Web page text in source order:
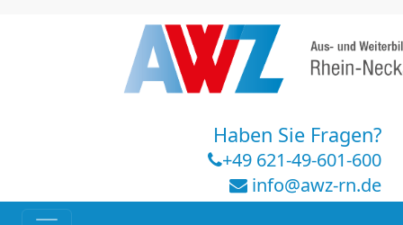
Haben Sie Fragen?
+49 621-49-601-600
info@awz-rn.de